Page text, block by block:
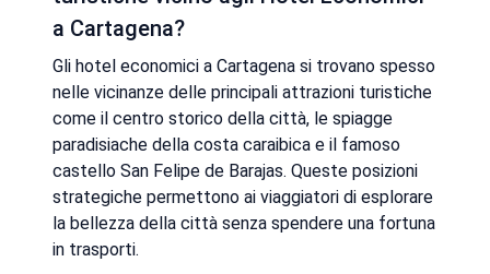
a Cartagena?
Gli hotel economici a Cartagena si trovano spesso
nelle vicinanze delle principali attrazioni turistiche
come il centro storico della città, le spiagge
paradisiache della costa caraibica e il famoso
castello San Felipe de Barajas. Queste posizioni
strategiche permettono ai viaggiatori di esplorare
la bellezza della città senza spendere una fortuna
in trasporti.